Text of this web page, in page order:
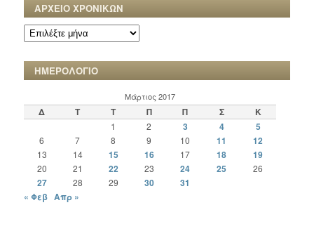
ΑΡΧΕΙΟ ΧΡΟΝΙΚΩΝ
ΑΡΧΕΙΟ
ΧΡΟΝΙΚΩΝ
ΗΜΕΡΟΛΟΓΙΟ
Μάρτιος 2017
Δ Τ Τ Π Π Σ Κ
1 2 3 4 5
6 7 8 9 10 11 12
13 14 15 16 17 18 19
20 21 22 23 24 25 26
27 28 29 30
31
« Φεβ Απρ »